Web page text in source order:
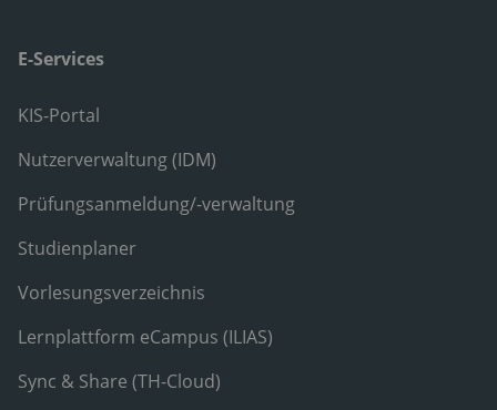
E-Services
KIS-Portal
Nutzerverwaltung (IDM)
Prüfungsanmeldung/-verwaltung
Studienplaner
Vorlesungsverzeichnis
Lernplattform eCampus (ILIAS)
Sync & Share (TH-Cloud)